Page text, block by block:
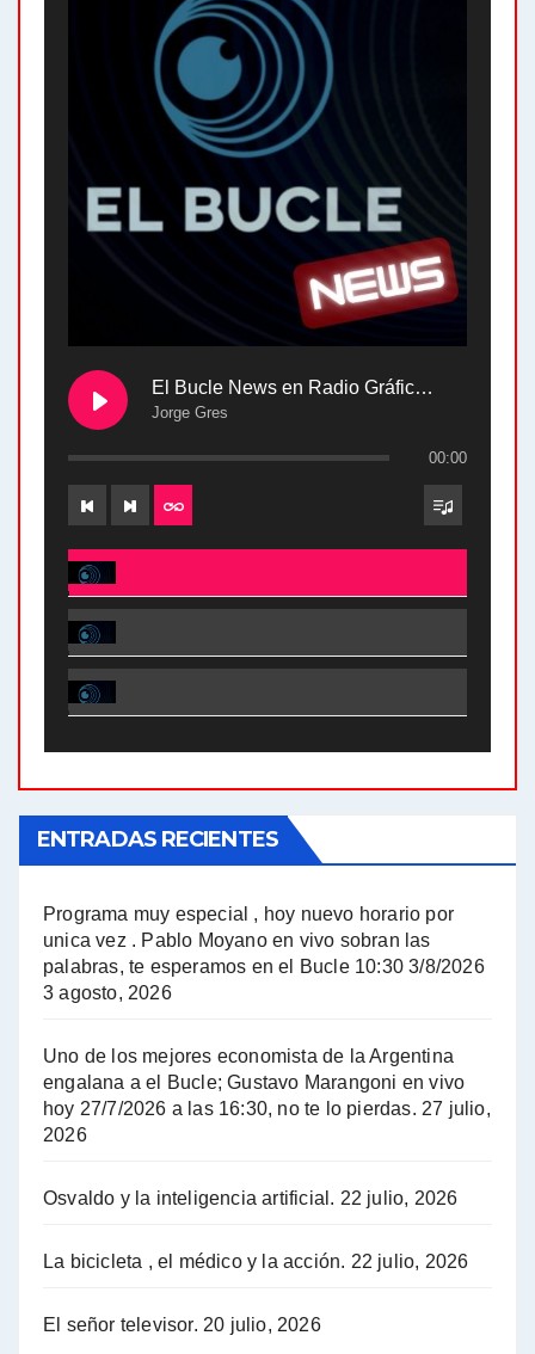
El Bucle News en Radio Gráfica. Bloque 2 . 28.04.24
Jorge Gres
00:00
El Bucle News en Radio Gráfica. Bloque 2 . 28.04.24 - Jorge Gres
El Bucle News en Radio Gráfica. Bloque 1 . 28.04.24 - Jorge Gres
El Bucle News en Radio Gráfica. Bloque 2 . 21.04.24 - Jorge Gres
A mayor poder al empresariado le cuesta encontrar resistencia - Jose Urtubey con Jorge Gres
Hugo Yasky : Día de la Militancia - Hugo Yasky con Jorge Gres
Hugo Yasky sobre la Coordinadora de las Industrias de Productos Alimenticios (COPAL) - Hugo Yasky con Jorge Gres
Pablo Moyano sobre el espionaje: "Estos personajes siniestros han hecho mucho daño" - Pablo Moyano con Jorge Gres
ENTRADAS RECIENTES
Programa muy especial , hoy nuevo horario por
unica vez . Pablo Moyano en vivo sobran las
palabras, te esperamos en el Bucle 10:30 3/8/2026
3 agosto, 2026
Uno de los mejores economista de la Argentina
engalana a el Bucle; Gustavo Marangoni en vivo
hoy 27/7/2026 a las 16:30, no te lo pierdas. 27 julio,
2026
Osvaldo y la inteligencia artificial. 22 julio, 2026
La bicicleta , el médico y la acción. 22 julio, 2026
El señor televisor. 20 julio, 2026